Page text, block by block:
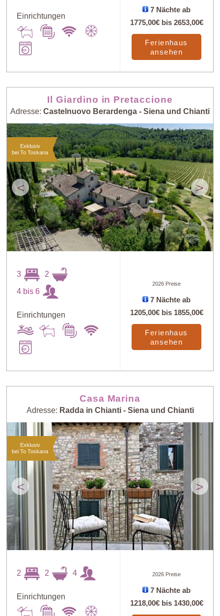
Einrichtungen
7 Nächte ab
1775,00€bis 2653,00€
Ferienhaus
ansehen
Il Giardino in Pretaccione
Adresse: Castelnuovo Berardenga - Siena und Chianti
< >
Exklusiv
bei To Toskana
3 2
4 bis 6
Einrichtungen
2026 Preise
7 Nächte ab
1205,00€bis 1855,00€
Ferienhaus
ansehen
Casa Marina
Adresse: Radda in Chianti - Siena und Chianti
< >
Exklusiv
bei To Toskana
2 2 4
Einrichtungen
2026 Preise
7 Nächte ab
1218,00€bis 1430,00€